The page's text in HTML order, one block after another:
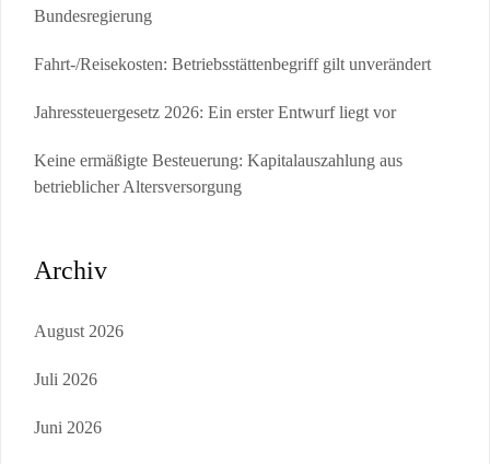
Bundesregierung
Fahrt-/Reisekosten: Betriebsstättenbegriff gilt unverändert
Jahressteuergesetz 2026: Ein erster Entwurf liegt vor
Keine ermäßigte Besteuerung: Kapitalauszahlung aus
betrieblicher Altersversorgung
Archiv
August 2026
Juli 2026
Juni 2026